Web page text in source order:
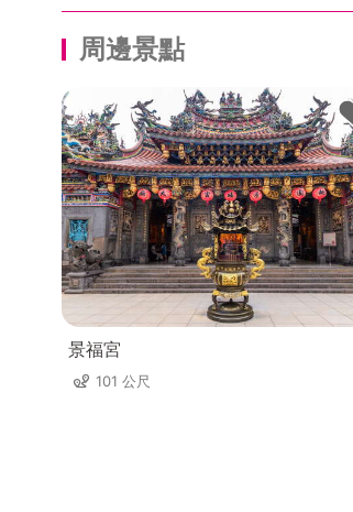
周邊景點
景福宮
101 公尺